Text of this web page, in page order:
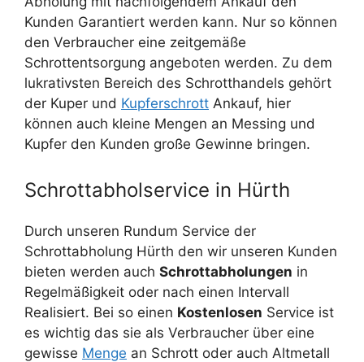
Kunden Garantiert werden kann. Nur so können
den Verbraucher eine zeitgemäße
Schrottentsorgung angeboten werden. Zu dem
lukrativsten Bereich des Schrotthandels gehört
der Kuper und Kupferschrott Ankauf, hier
können auch kleine Mengen an Messing und
Kupfer den Kunden große Gewinne bringen.
Schrottabholservice in Hürth
Durch unseren Rundum Service der
Schrottabholung Hürth den wir unseren Kunden
bieten werden auch Schrottabholungen in
Regelmäßigkeit oder nach einen Intervall
Realisiert. Bei so einen Kostenlosen Service ist
es wichtig das sie als Verbraucher über eine
gewisse Menge an Schrott oder auch Altmetall